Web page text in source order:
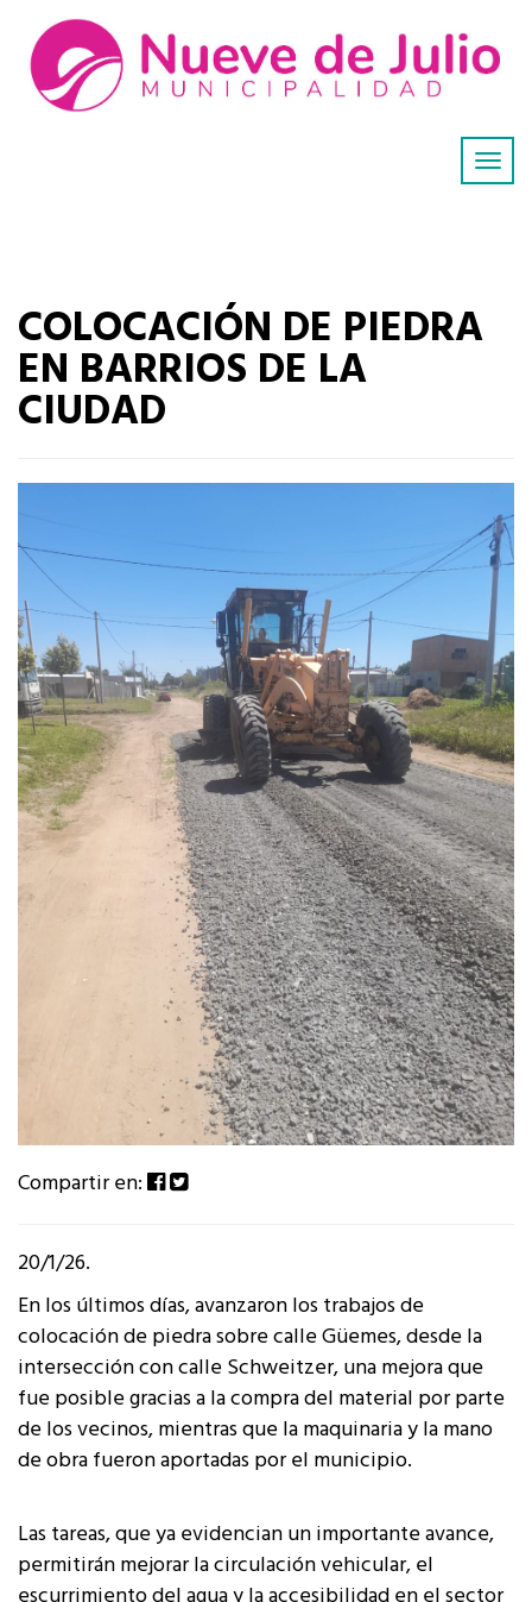
COLOCACIÓN DE PIEDRA
EN BARRIOS DE LA
CIUDAD
Compartir en:
20/1/26.
En los últimos días, avanzaron los trabajos de
colocación de piedra sobre calle Güemes, desde la
intersección con calle Schweitzer, una mejora que
fue posible gracias a la compra del material por parte
de los vecinos, mientras que la maquinaria y la mano
de obra fueron aportadas por el municipio.
Las tareas, que ya evidencian un importante avance,
permitirán mejorar la circulación vehicular, el